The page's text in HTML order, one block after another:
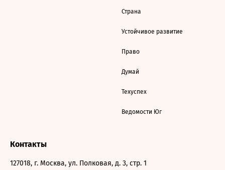
Страна
Устойчивое развитие
Право
Думай
Техуспех
Ведомости Юг
Контакты
127018, г. Москва, ул. Полковая, д. 3, стр. 1